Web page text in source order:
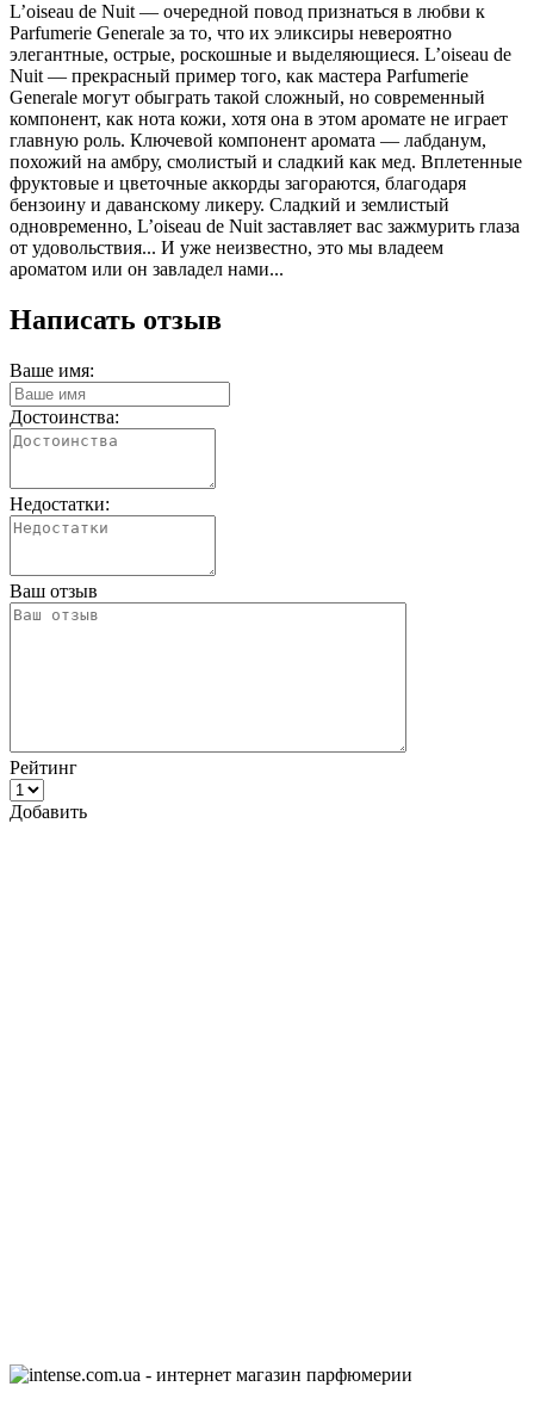
L’oiseau de Nuit — очередной повод признаться в любви к
Parfumerie Generale за то, что их эликсиры невероятно
элегантные, острые, роскошные и выделяющиеся. L’oiseau de
Nuit — прекрасный пример того, как мастера Parfumerie
Generale могут обыграть такой сложный, но современный
компонент, как нота кожи, хотя она в этом аромате не играет
главную роль. Ключевой компонент аромата — лабданум,
похожий на амбру, смолистый и сладкий как мед. Вплетенные
фруктовые и цветочные аккорды загораются, благодаря
бензоину и даванскому ликеру. Сладкий и землистый
одновременно, L’oiseau de Nuit заставляет вас зажмурить глаза
от удовольствия... И уже неизвестно, это мы владеем
ароматом или он завладел нами...
Написать отзыв
Ваше имя:
Достоинства:
Недостатки:
Ваш отзыв
Рейтинг
Добавить